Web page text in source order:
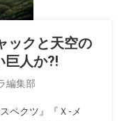
ックと天空の
巨人か?!
編集部
ペクツ』『Ｘ-メ